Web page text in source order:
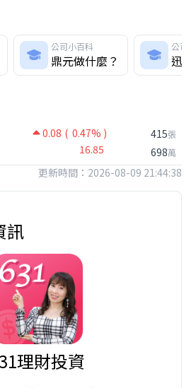
公司小百科
鼎元做什麼？
公司
迅
0.08 ( 0.47% )
16.85
415張
698萬
更新時間：2026-08-09 21:44:38
訊
理財投資